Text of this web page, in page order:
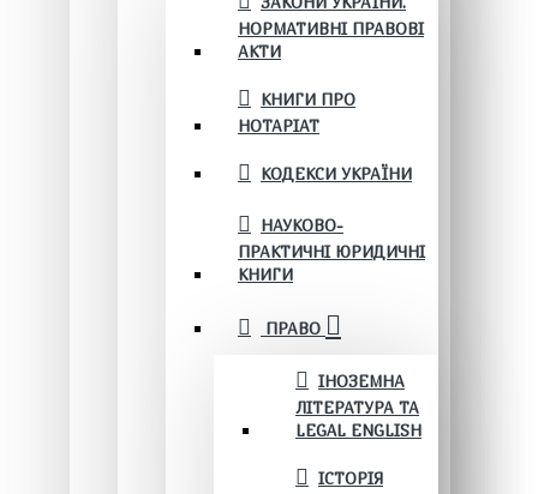
НОРМАТИВНІ ПРАВОВІ
АКТИ
КНИГИ ПРО
НОТАРІАТ
КОДЕКСИ УКРАЇНИ
НАУКОВО-
ПРАКТИЧНІ ЮРИДИЧНІ
КНИГИ
ПРАВО
ІНОЗЕМНА
ЛІТЕРАТУРА ТА
LEGAL ENGLISH
ІСТОРІЯ